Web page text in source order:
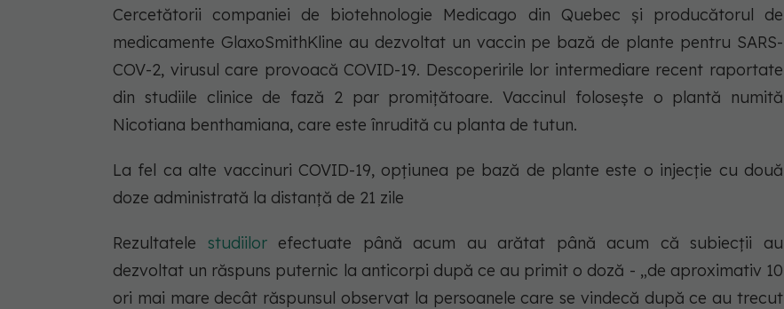
Cercetătorii companiei de biotehnologie Medicago din Quebec și producătorul de
medicamente GlaxoSmithKline au dezvoltat un vaccin pe bază de plante pentru SARS-
COV-2, virusul care provoacă COVID-19. Descoperirile lor intermediare recent raportate
din studiile clinice de fază 2 par promițătoare. Vaccinul folosește o plantă numită
Nicotiana benthamiana, care este înrudită cu planta de tutun.
La fel ca alte vaccinuri COVID-19, opțiunea pe bază de plante este o injecție cu două
doze administrată la distanță de 21 zile
Rezultatele studiilor efectuate până acum au arătat până acum că subiecții au
dezvoltat un răspuns puternic la anticorpi după ce au primit o doză - „de aproximativ 10
ori mai mare decât răspunsul observat la persoanele care se vindecă după ce au trecut